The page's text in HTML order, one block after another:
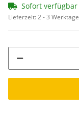
Sofort verfügbar
Lieferzeit:2 - 3 Werktage